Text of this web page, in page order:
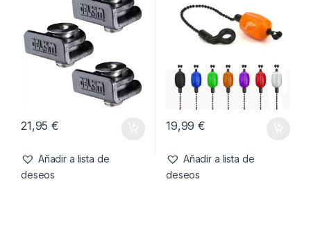
21,95€
Añadir a lista de
deseos
19,99€
Añadir a lista de
deseos